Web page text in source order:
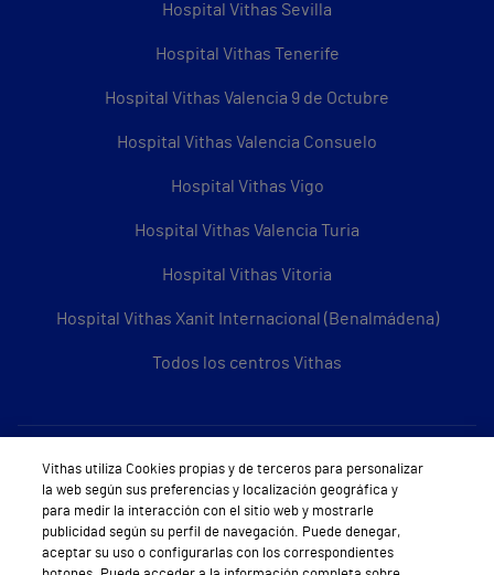
Hospital Vithas Sevilla
Hospital Vithas Tenerife
Hospital Vithas Valencia 9 de Octubre
Hospital Vithas Valencia Consuelo
Hospital Vithas Vigo
Hospital Vithas Valencia Turia
Hospital Vithas Vitoria
Hospital Vithas Xanit Internacional (Benalmádena)
Todos los centros Vithas
Sobre Vithas
Quiénes somos
Trabajar en Vithas
Vithas utiliza Cookies propias y de terceros para personalizar
la web según sus preferencias y localización geográfica y
para medir la interacción con el sitio web y mostrarle
publicidad según su perfil de navegación. Puede denegar,
aceptar su uso o configurarlas con los correspondientes